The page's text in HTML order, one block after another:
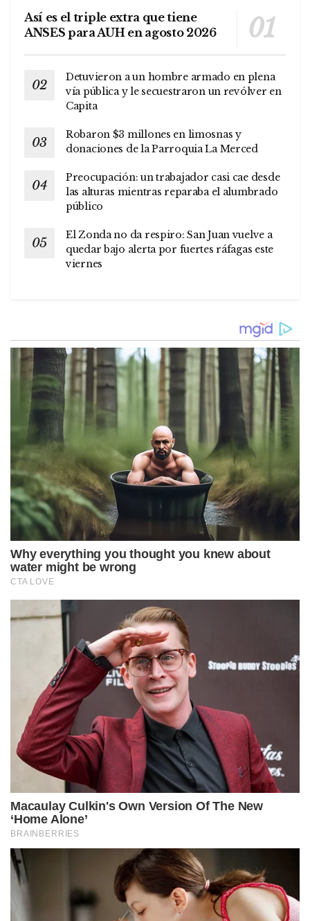
Así es el triple extra que tiene
ANSES para AUH en agosto 2026
Detuvieron a un hombre armado en plena
vía pública y le secuestraron un revólver en
Capita
Robaron $3 millones en limosnas y
donaciones de la Parroquia La Merced
Preocupación: un trabajador casi cae desde
las alturas mientras reparaba el alumbrado
público
El Zonda no da respiro: San Juan vuelve a
quedar bajo alerta por fuertes ráfagas este
viernes